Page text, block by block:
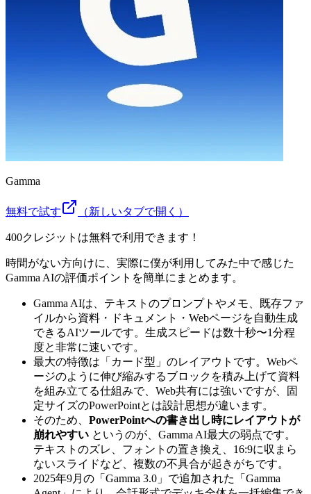
Gamma
無料で試す （新しいタブで開く）
400クレジットは無料で利用できます！
時間がない方向けに、実際に僕が利用してみた中で感じた
Gamma AIの評価ポイントを簡単にまとめます。
Gamma AIは、テキストのプロンプトやメモ、既存ファ
イルから資料・ドキュメント・Webページを自動生成
できるAIツールです。生成スピードは数十秒〜1分程
度と非常に速いです。
最大の特徴は「カード型」のレイアウトです。Webペ
ージのように伸び縮みするブロックを積み上げて資料
を組み立てる仕組みで、Web共有には強いですが、固
定サイズのPowerPointとは設計思想が違います。
そのため、 PowerPointへの書き出し時にレイアウトが
崩れやすい というのが、Gamma AI最大の弱点です。
テキストのズレ、フォントの置き換え、16:9に収まら
ないスライドなど、複数の不具合が起きがちです。
2025年9月の「Gamma 3.0」で追加された「Gamma